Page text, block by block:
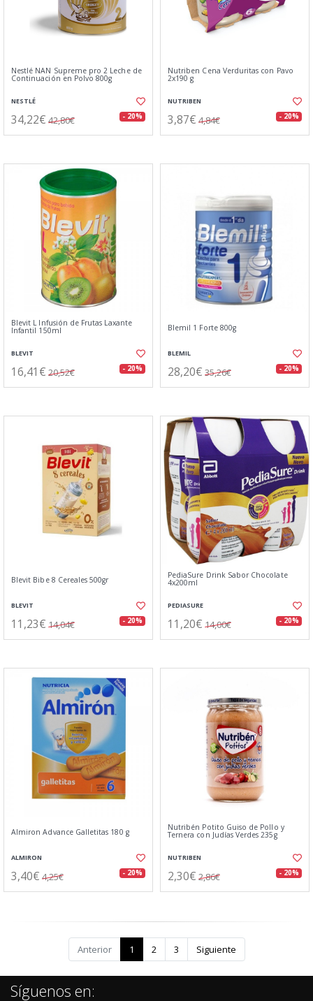
Nestlé NAN Supreme pro 2 Leche de
Continuación en Polvo 800g
NESTLÉ
34,22€ 42,80€ - 20%
Nutriben Cena Verduritas con Pavo
2x190 g
NUTRIBEN
3,87€ 4,84€ - 20%
Blevit L Infusión de Frutas Laxante
Infantil 150ml
BLEVIT
16,41€ 20,52€ - 20%
Blemil 1 Forte 800g
BLEMIL
28,20€ 35,26€ - 20%
Blevit Bibe 8 Cereales 500gr
BLEVIT
11,23€ 14,04€ - 20%
PediaSure Drink Sabor Chocolate
4x200ml
PEDIASURE
11,20€ 14,00€ - 20%
Almiron Advance Galletitas 180 g
ALMIRON
3,40€ 4,25€ - 20%
Nutribén Potito Guiso de Pollo y
Ternera con Judías Verdes 235g
NUTRIBEN
2,30€ 2,86€ - 20%
Anterior 1 2 3 Siguiente
Síguenos en: